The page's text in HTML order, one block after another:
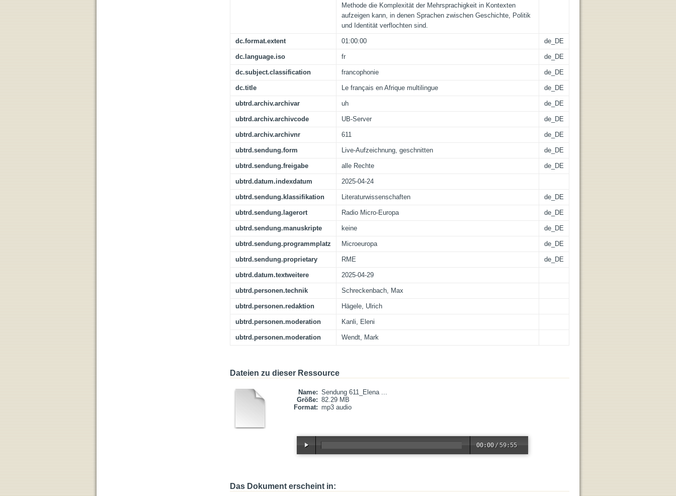
Methode die Komplexität der Mehrsprachigkeit in Kontexten
aufzeigen kann, in denen Sprachen zwischen Geschichte, Politik
und Identität verflochten sind.
dc.format.extent 01:00:00 de_DE
dc.language.iso fr de_DE
dc.subject.classification francophonie de_DE
dc.title Le français en Afrique multilingue de_DE
ubtrd.archiv.archivar uh de_DE
ubtrd.archiv.archivcode UB-Server de_DE
ubtrd.archiv.archivnr 611 de_DE
ubtrd.sendung.form Live-Aufzeichnung, geschnitten de_DE
ubtrd.sendung.freigabe alle Rechte de_DE
ubtrd.datum.indexdatum 2025-04-24
ubtrd.sendung.klassifikation Literaturwissenschaften de_DE
ubtrd.sendung.lagerort Radio Micro-Europa de_DE
ubtrd.sendung.manuskripte keine de_DE
ubtrd.sendung.programmplatz Microeuropa de_DE
ubtrd.sendung.proprietary RME de_DE
ubtrd.datum.textweitere 2025-04-29
ubtrd.personen.technik Schreckenbach, Max
ubtrd.personen.redaktion Hägele, Ulrich
ubtrd.personen.moderation Kanli, Eleni
ubtrd.personen.moderation Wendt, Mark
Dateien zu dieser Ressource
Name: Sendung 611_Elena ...
Größe: 82.29 MB
Format: mp3 audio
00:00 / 59:55
Das Dokument erscheint in: